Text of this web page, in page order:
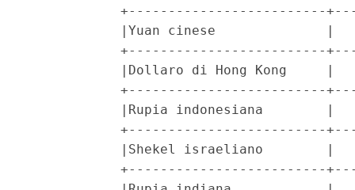
+-------------------------
|Yuan cinese              |
+-------------------------
|Dollaro di Hong Kong     |
+-------------------------
|Rupia indonesiana        |
+-------------------------
|Shekel israeliano        |
+-------------------------